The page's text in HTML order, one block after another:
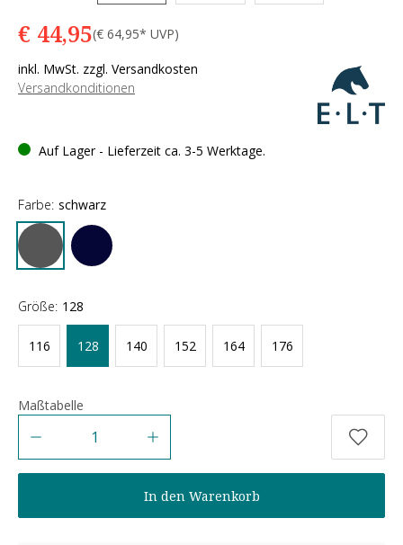
€ 44,95(€ 64,95* UVP)
inkl. MwSt. zzgl. Versandkosten
Versandkonditionen
Auf Lager - Lieferzeit ca. 3-5 Werktage.
Farbe: schwarz
Größe: 128
116 128 140 152 164 176
Maßtabelle
In den Warenkorb